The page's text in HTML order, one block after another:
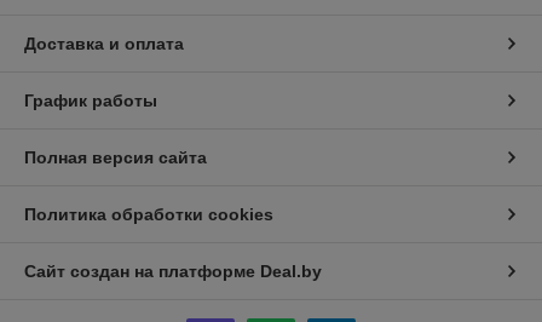
Доставка и оплата
График работы
Полная версия сайта
Политика обработки cookies
Сайт создан на платформе Deal.by